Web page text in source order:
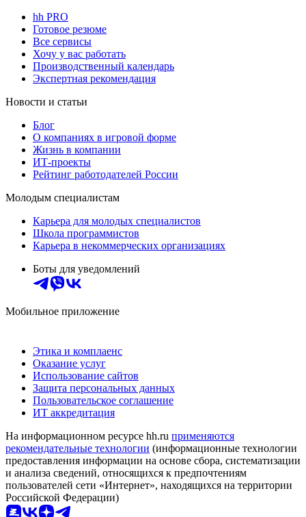
hh PRO
Готовое резюме
Все сервисы
Хочу у вас работать
Производственный календарь
Экспертная рекомендация
Новости и статьи
Блог
О компаниях в игровой форме
Жизнь в компании
ИТ-проекты
Рейтинг работодателей России
Молодым специалистам
Карьера для молодых специалистов
Школа программистов
Карьера в некоммерческих организациях
Боты для уведомлений
Мобильное приложение
Этика и комплаенс
Оказание услуг
Использование сайтов
Защита персональных данных
Пользовательское соглашение
ИТ аккредитация
На информационном ресурсе hh.ru применяются
рекомендательные технологии (информационные технологии
предоставления информации на основе сбора, систематизации
и анализа сведений, относящихся к предпочтениям
пользователей сети «Интернет», находящихся на территории
Российской Федерации)